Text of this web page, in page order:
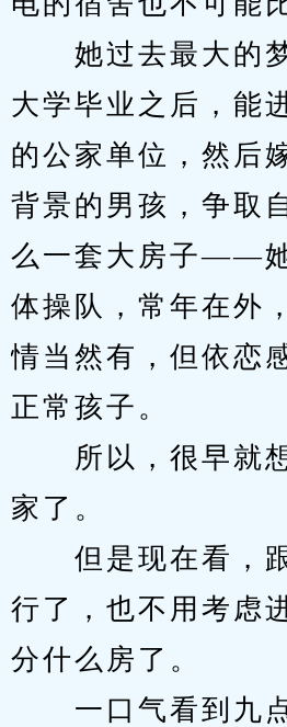
她过去最大的梦
大学毕业之后，能
的公家单位，然后
背景的男孩，争取
么一套大房子——
体操队，常年在外
情当然有，但依恋
正常孩子。
所以，很早就想
家了。
但是现在看，跟
行了，也不用考虑
分什么房了。
一口气看到九点